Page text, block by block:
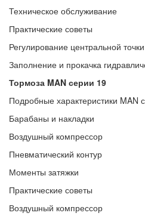
Техническое обслуживание
Практические советы
Регулирование центральной
Заполнение и прокачка
Тормоза MAN серии 19
Подробные характеристики MAN
Барабаны и накладки
Воздушный компрессор
Пневматический контур
Моменты затяжки
Практические советы
Воздушный компрессор